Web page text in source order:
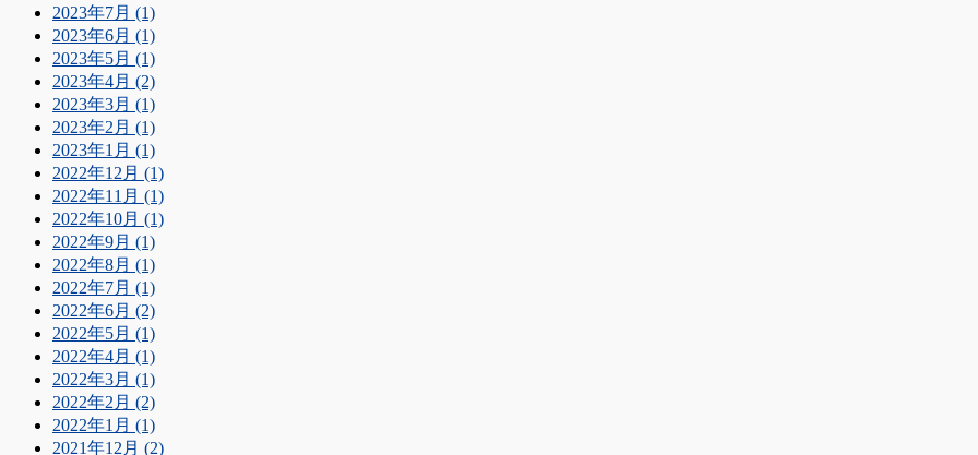
2023年7月 (1)
2023年6月 (1)
2023年5月 (1)
2023年4月 (2)
2023年3月 (1)
2023年2月 (1)
2023年1月 (1)
2022年12月 (1)
2022年11月 (1)
2022年10月 (1)
2022年9月 (1)
2022年8月 (1)
2022年7月 (1)
2022年6月 (2)
2022年5月 (1)
2022年4月 (1)
2022年3月 (1)
2022年2月 (2)
2022年1月 (1)
2021年12月 (2)